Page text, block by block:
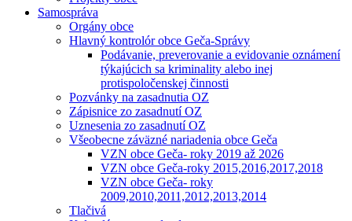
Samospráva
Orgány obce
Hlavný kontrolór obce Geča-Správy
Podávanie, preverovanie a evidovanie oznámení
týkajúcich sa kriminality alebo inej
protispoločenskej činnosti
Pozvánky na zasadnutia OZ
Zápisnice zo zasadnutí OZ
Uznesenia zo zasadnutí OZ
Všeobecne záväzné nariadenia obce Geča
VZN obce Geča- roky 2019 až 2026
VZN obce Geča-roky 2015,2016,2017,2018
VZN obce Geča- roky
2009,2010,2011,2012,2013,2014
Tlačivá